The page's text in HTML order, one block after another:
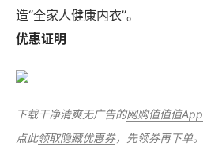
造“全家人健康内衣”。
优惠证明
下载干净清爽无广告的网购值值值App
点此领取隐藏优惠券，先领券再下单。